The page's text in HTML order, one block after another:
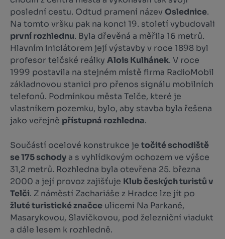
poslední cestu. Odtud pramení název Oslednice.
Na tomto vršku pak na konci 19. století vybudovali
první rozhlednu. Byla dřevěná a měřila 16 metrů.
Hlavním iniciátorem její výstavby v roce 1898 byl
profesor telčské reálky Alois Kulhánek. V roce
1999 postavila na stejném místě firma RadioMobil
základnovou stanici pro přenos signálu mobilních
telefonů. Podmínkou města Telče, které je
vlastníkem pozemku, bylo, aby stavba byla řešena
jako veřejně přístupná rozhledna.
Součástí ocelové konstrukce je točité schodiště
se 175 schody a s vyhlídkovým ochozem ve výšce
31,2 metrů. Rozhledna byla otevřena 25. března
2000 a její provoz zajišťuje Klub českých turistů v
Telči. Z náměstí Zachariáše z Hradce lze jít po
žluté turistické značce ulicemi Na Parkaně,
Masarykovou, Slavíčkovou, pod železniční viadukt
a dále lesem k rozhledně.